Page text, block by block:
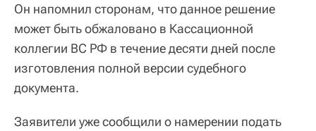
Он напомнил сторонам, что данное решение
может быть обжаловано в Кассационной
коллегии ВС РФ в течение десяти дней после
изготовления полной версии судебного
документа.
Заявители уже сообщили о намерении подать